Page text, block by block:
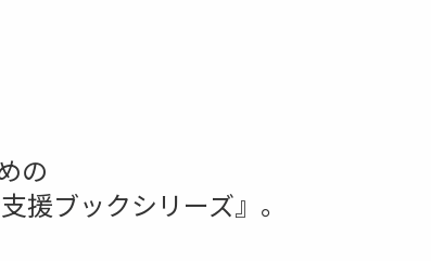
の
援ブックシリーズ』。